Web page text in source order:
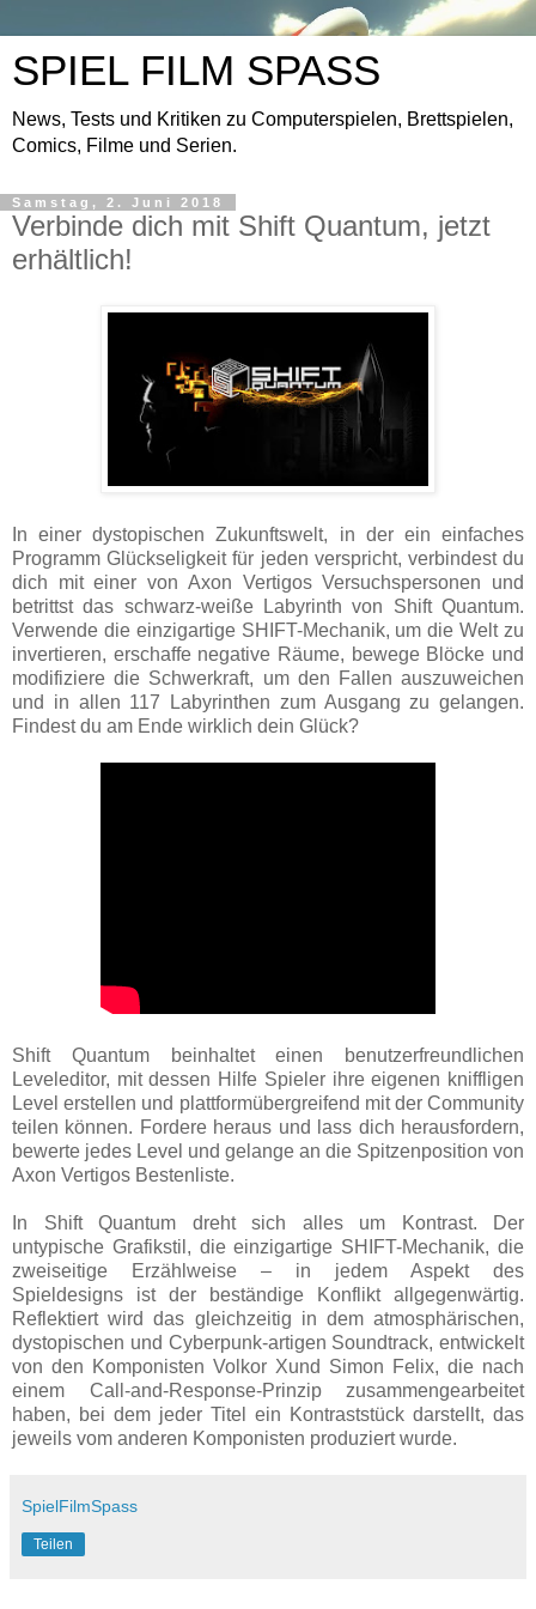
SPIEL FILM SPASS
News, Tests und Kritiken zu Computerspielen, Brettspielen,
Comics, Filme und Serien.
Samstag, 2. Juni 2018
Verbinde dich mit Shift Quantum, jetzt
erhältlich!
In einer dystopischen Zukunftswelt, in der ein einfaches
Programm Glückseligkeit für jeden verspricht, verbindest du
dich mit einer von Axon Vertigos Versuchspersonen und
betrittst das schwarz-weiße Labyrinth von Shift Quantum.
Verwende die einzigartige SHIFT-Mechanik, um die Welt zu
invertieren, erschaffe negative Räume, bewege Blöcke und
modifiziere die Schwerkraft, um den Fallen auszuweichen
und in allen 117 Labyrinthen zum Ausgang zu gelangen.
Findest du am Ende wirklich dein Glück?
Shift Quantum beinhaltet einen benutzerfreundlichen
Leveleditor, mit dessen Hilfe Spieler ihre eigenen kniffligen
Level erstellen und plattformübergreifend mit der Community
teilen können. Fordere heraus und lass dich herausfordern,
bewerte jedes Level und gelange an die Spitzenposition von
Axon Vertigos Bestenliste.
In Shift Quantum dreht sich alles um Kontrast. Der
untypische Grafikstil, die einzigartige SHIFT-Mechanik, die
zweiseitige Erzählweise – in jedem Aspekt des
Spieldesigns ist der beständige Konflikt allgegenwärtig.
Reflektiert wird das gleichzeitig in dem atmosphärischen,
dystopischen und Cyberpunk-artigen Soundtrack, entwickelt
von den Komponisten Volkor Xund Simon Felix, die nach
einem Call-and-Response-Prinzip zusammengearbeitet
haben, bei dem jeder Titel ein Kontraststück darstellt, das
jeweils vom anderen Komponisten produziert wurde.
SpielFilmSpass
Teilen